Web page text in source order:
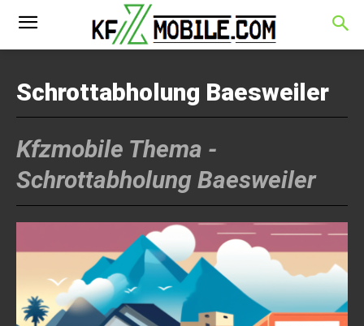
Schrottabholung Baesweiler
Kfzmobile Thema -
Schrottabholung Baesweiler